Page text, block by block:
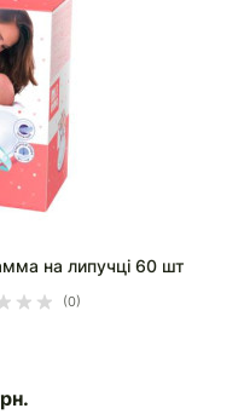
на липучці 60 шт
(0)